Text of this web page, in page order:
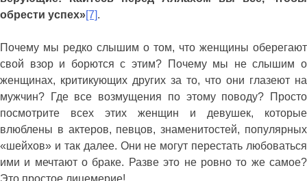
обрести успех»[7].
Почему мы редко слышим о том, что женщины оберегают
свой взор и борются с этим? Почему мы не слышим о
женщинах, критикующих других за то, что они глазеют на
мужчин? Где все возмущения по этому поводу? Просто
посмотрите всех этих женщин и девушек, которые
влюблены в актеров, певцов, знаменитостей, популярных
«шейхов» и так далее. Они не могут перестать любоваться
ими и мечтают о браке. Разве это не ровно то же самое?
Это простое лицемерие!